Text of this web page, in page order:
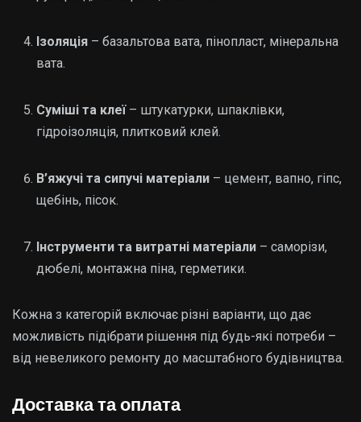
Ізоляція – базальтова вата, пінопласт, мінеральна
вата.
Суміші та клеї– штукатурки, шпаклівки,
гідроізоляція, плитковий клей.
В’яжучі та сипучі матеріали – цемент, вапно, гіпс,
щебінь, пісок.
Інструменти та витратні матеріали – саморізи,
дюбелі, монтажна піна, герметики.
Кожна з категорій включає різні варіанти, що дає
можливість підібрати рішення під будь-які потреби –
від невеликого ремонту до масштабного будівництва.
Доставка та оплата